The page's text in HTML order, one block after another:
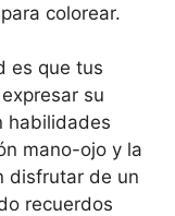
colorear.
es que tus
su
habilidades
mano-ojo y la
disfrutar de un
recuerdos